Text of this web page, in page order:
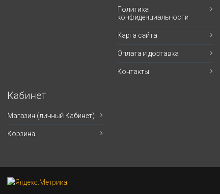
Политика
конфиденциальности
Карта сайта
Оплата и доставка
Контакты
Кабинет
Магазин (личный Кабинет)
Корзина